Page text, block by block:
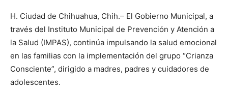
H. Ciudad de Chihuahua, Chih.– El Gobierno Municipal, a
través del Instituto Municipal de Prevención y Atención a
la Salud (IMPAS), continúa impulsando la salud emocional
en las familias con la implementación del grupo “Crianza
Consciente”, dirigido a madres, padres y cuidadores de
adolescentes.